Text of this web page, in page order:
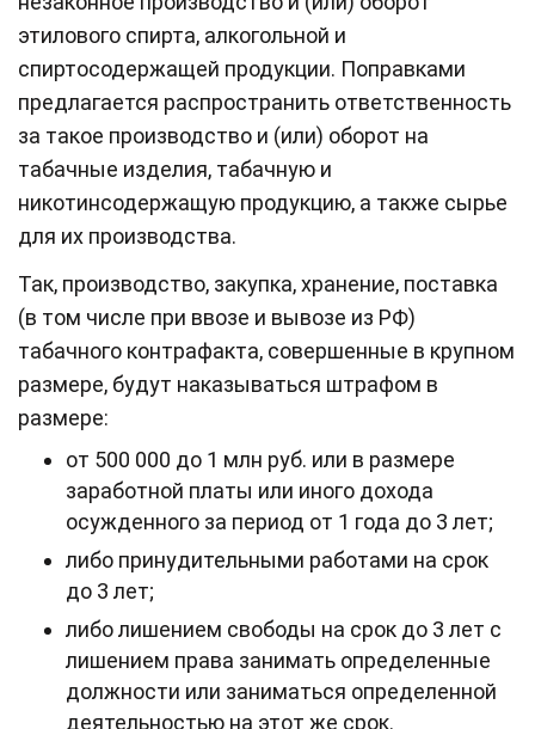
этилового спирта, алкогольной и
спиртосодержащей продукции. Поправками
предлагается распространить ответственность
за такое производство и (или) оборот на
табачные изделия, табачную и
никотинсодержащую продукцию, а также сырье
для их производства.
Так, производство, закупка, хранение, поставка
(в том числе при ввозе и вывозе из РФ)
табачного контрафакта, совершенные в крупном
размере, будут наказываться штрафом в
размере:
от 500 000 до 1 млн руб. или в размере
заработной платы или иного дохода
осужденного за период от 1 года до 3 лет;
либо принудительными работами на срок
до 3 лет;
либо лишением свободы на срок до 3 лет с
лишением права занимать определенные
должности или заниматься определенной
деятельностью на этот же срок.